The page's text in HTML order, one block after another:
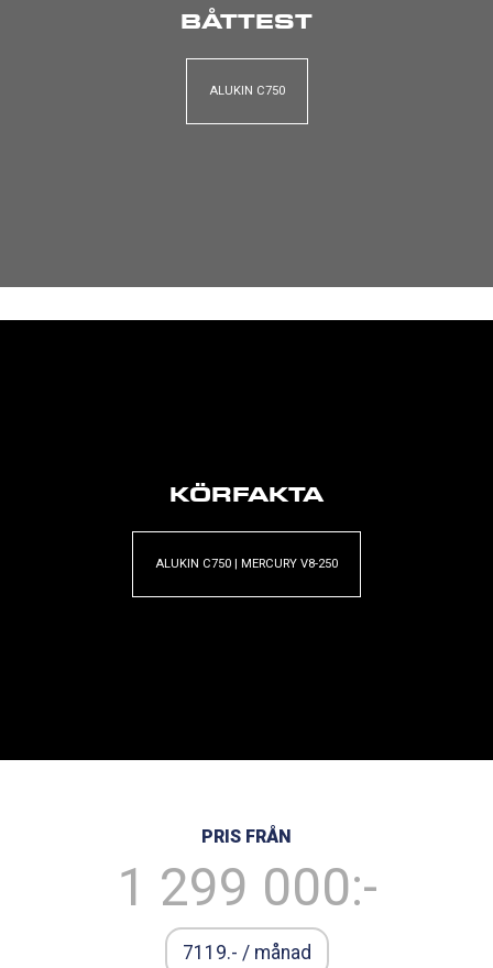
BÅTTEST
ALUKIN C750
KÖRFAKTA
ALUKIN C750 | MERCURY V8-250
PRIS FRÅN
1 299 000:-
7119.- / månad